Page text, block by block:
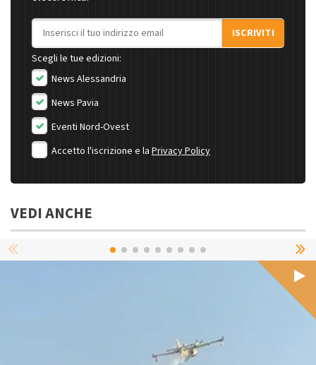
Indirizzo email
ISCRIVITI
Scegli le tue edizioni:
News Alessandria
News Pavia
Eventi Nord-Ovest
Accetto l'iscrizione e la Privacy Policy
VEDI ANCHE